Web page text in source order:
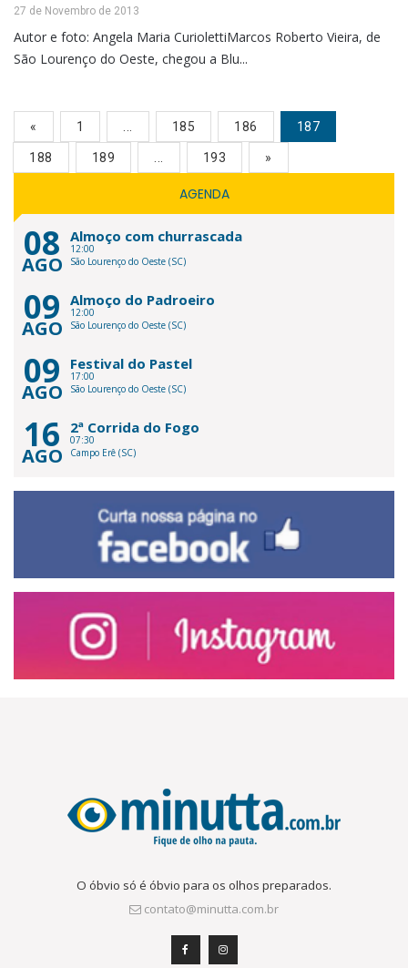
27 de Novembro de 2013
Autor e foto: Angela Maria CuriolettiMarcos Roberto Vieira, de
São Lourenço do Oeste, chegou a Blu...
« 1 185 186 187
188 189 193 »
AGENDA
08
AGO
Almoço com churrascada
12:00
São Lourenço do Oeste (SC)
09
AGO
Almoço do Padroeiro
12:00
São Lourenço do Oeste (SC)
09
AGO
Festival do Pastel
17:00
São Lourenço do Oeste (SC)
16
AGO
2ª Corrida do Fogo
07:30
Campo Erê (SC)
O óbvio só é óbvio para os olhos preparados.
contato@minutta.com.br